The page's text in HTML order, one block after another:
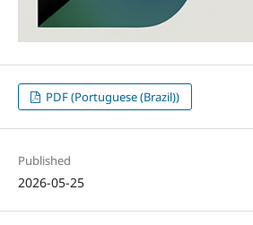
PDF (Portuguese (Brazil))
Published
2026-05-25